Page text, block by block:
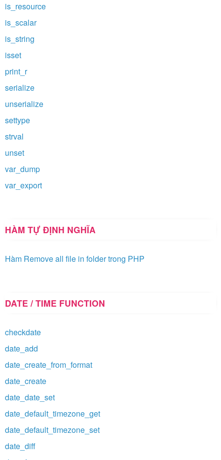
is_resource
is_scalar
is_string
isset
print_r
serialize
unserialize
settype
strval
unset
var_dump
var_export
HÀM TỰ ĐỊNH NGHĨA
Hàm Remove all file in folder trong PHP
DATE / TIME FUNCTION
checkdate
date_add
date_create_from_format
date_create
date_date_set
date_default_timezone_get
date_default_timezone_set
date_diff